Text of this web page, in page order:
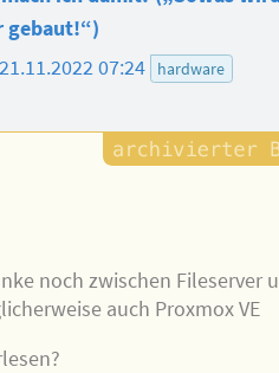
gebaut!“)
21.11.2022 07:24 hardware
noch zwischen Fileserver
auch Proxmox VE